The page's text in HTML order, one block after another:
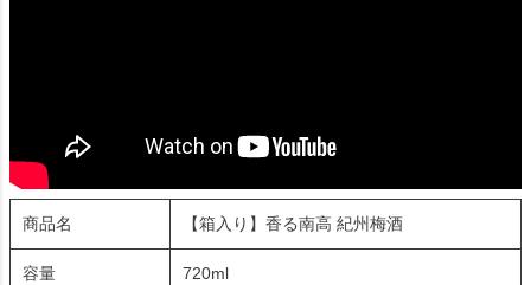
商品名 【箱入り】香る南高 紀州梅酒
容量 720ml